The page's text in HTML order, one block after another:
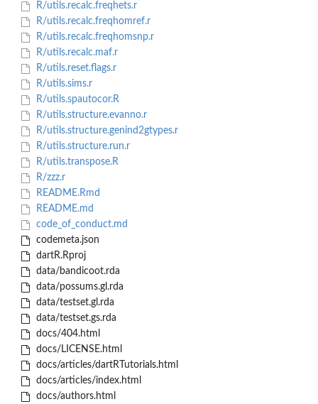
R/utils.recalc.freqhets.r
R/utils.recalc.freqhomref.r
R/utils.recalc.freqhomsnp.r
R/utils.recalc.maf.r
R/utils.reset.flags.r
R/utils.sims.r
R/utils.spautocor.R
R/utils.structure.evanno.r
R/utils.structure.genind2gtypes.r
R/utils.structure.run.r
R/utils.transpose.R
R/zzz.r
README.Rmd
README.md
code_of_conduct.md
codemeta.json
dartR.Rproj
data/bandicoot.rda
data/possums.gl.rda
data/testset.gl.rda
data/testset.gs.rda
docs/404.html
docs/LICENSE.html
docs/articles/dartRTutorials.html
docs/articles/index.html
docs/authors.html